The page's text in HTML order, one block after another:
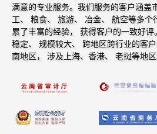
满意的专业服务。我们服务的客户涵盖
工、 粮食、 旅游、 冶金、 航空等多个
累了丰富的经验， 获得客户的一致好
稳定、 规模较大、 跨地区跨行业的客
南地区， 涉及上海、香港、 老挝等地区